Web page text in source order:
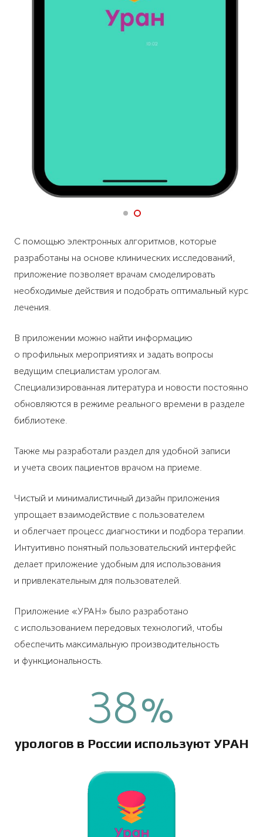
С помощью электронных алгоритмов, которые
разработаны на основе клинических исследований,
приложение позволяет врачам смоделировать
необходимые действия и подобрать оптимальный курс
лечения.
В приложении можно найти информацию
о профильных мероприятиях и задать вопросы
ведущим специалистам урологам.
Специализированная литература и новости постоянно
обновляются в режиме реального времени в разделе
библиотеке.
Также мы разработали раздел для удобной записи
и учета своих пациентов врачом на приеме.
Чистый и минималистичный дизайн приложения
упрощает взаимодействие с пользователем
и облегчает процесс диагностики и подбора терапии.
Интуитивно понятный пользовательский интерфейс
делает приложение удобным для использования
и привлекательным для пользователей.
Приложение «УРАН» было разработано
с использованием передовых технологий, чтобы
обеспечить максимальную производительность
и функциональность.
38%
урологов в России используют УРАН